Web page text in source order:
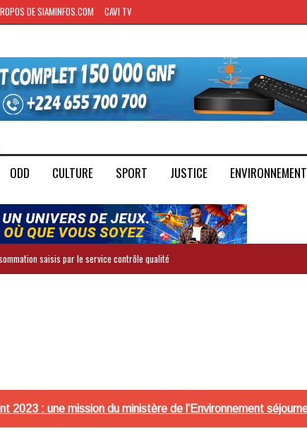
DE SIAMINFOS.COM CAVI TV
ODD CULTURE SPORT JUSTICE ENVIRONNEMENT
saisis par le service contrôle qualité
2023 : une mission du ministère de l’Environnement